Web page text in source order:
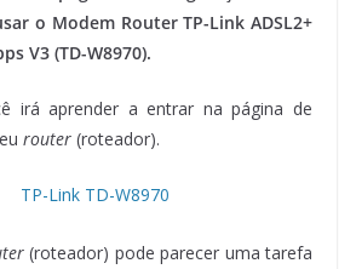
o Modem Router TP-Link ADSL2+
V3 (TD-W8970).
irá aprender a entrar na página de
router (roteador).
(roteador) pode parecer uma tarefa